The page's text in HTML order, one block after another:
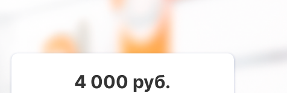
4 000 руб.